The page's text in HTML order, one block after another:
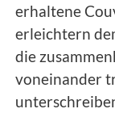
erhaltene
erleichtern
die
voneinander